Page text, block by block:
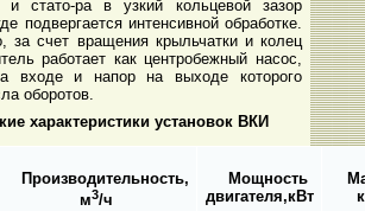
и стато-ра в узкий кольцевой зазор
подвергается интенсивной обработке.
за счет вращения крыльчатки и колец
работает как центробежный насос,
входе и напор на выходе которого
оборотов.
характеристики установок ВКИ
Производительность,
м3/ч
Мощность
двигателя,кВт